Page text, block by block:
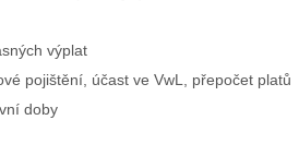
výplat
pojištění, účast ve VwL, přepočet platů
doby